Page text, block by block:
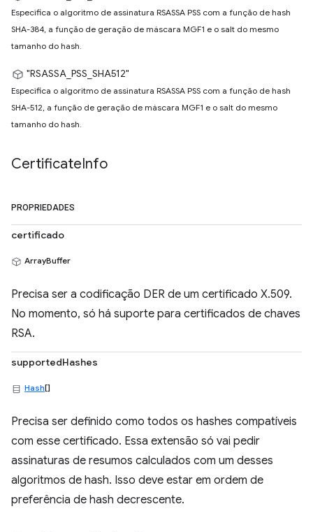
Especifica o algoritmo de assinatura RSASSA PSS com a função de hash
SHA-384, a função de geração de máscara MGF1 e o salt do mesmo
tamanho do hash.
"RSASSA_PSS_SHA512"
Especifica o algoritmo de assinatura RSASSA PSS com a função de hash
SHA-512, a função de geração de máscara MGF1 e o salt do mesmo
tamanho do hash.
CertificateInfo
PROPRIEDADES
certificado
ArrayBuffer
Precisa ser a codificação DER de um certificado X.509.
No momento, só há suporte para certificados de chaves
RSA.
supportedHashes
Hash[]
Precisa ser definido como todos os hashes compatíveis
com esse certificado. Essa extensão só vai pedir
assinaturas de resumos calculados com um desses
algoritmos de hash. Isso deve estar em ordem de
preferência de hash decrescente.